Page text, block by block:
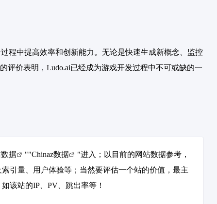
程中提高效率和创新能力。无论是快速生成新概念、监控
评价表明，Ludo.ai已经成为游戏开发过程中不可或缺的一
据 ""Chinaz数据
"进入；以目前的网站数据参考，
引量、用户体验等；当然要评估一个站的价值，最主
该站的IP、PV、跳出率等！